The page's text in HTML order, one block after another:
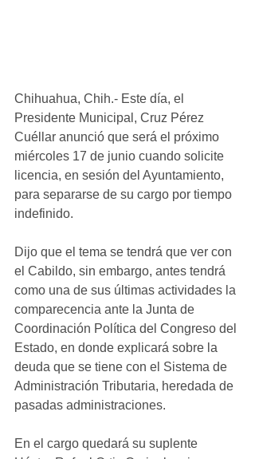
Chihuahua, Chih.- Este día, el
Presidente Municipal, Cruz Pérez
Cuéllar anunció que será el próximo
miércoles 17 de junio cuando solicite
licencia, en sesión del Ayuntamiento,
para separarse de su cargo por tiempo
indefinido.
Dijo que el tema se tendrá que ver con
el Cabildo, sin embargo, antes tendrá
como una de sus últimas actividades la
comparecencia ante la Junta de
Coordinación Política del Congreso del
Estado, en donde explicará sobre la
deuda que se tiene con el Sistema de
Administración Tributaria, heredada de
pasadas administraciones.
En el cargo quedará su suplente